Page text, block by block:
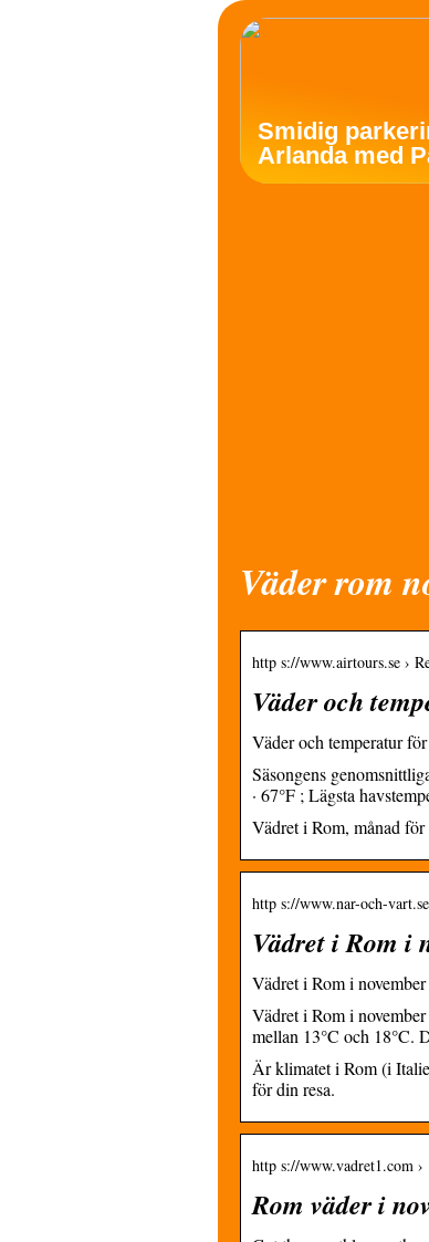
Smidig
Arlanda med
Väder rom
http s://www.airtours.se ›
Väder och
Väder och temperatur
Säsongens
· 67°F ; Lägsta
Vädret i Rom, månad för
http s://www.nar-och-
Vädret i Rom i
Vädret i Rom i
Vädret i Rom i
mellan 13°C och 18°C.
Är klimatet i Rom (i
för din resa.
http s://www.vadret1.com
Rom väder i